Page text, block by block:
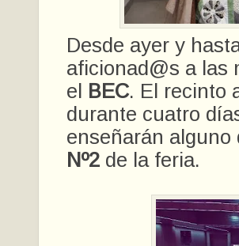
Desde ayer y
aficionad@s a las
el
BEC. El recinto
durante cuatro
enseñarán
Nº2 de la feria.